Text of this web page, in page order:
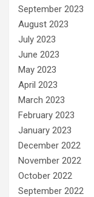
September 2023
August 2023
July 2023
June 2023
May 2023
April 2023
March 2023
February 2023
January 2023
December 2022
November 2022
October 2022
September 2022